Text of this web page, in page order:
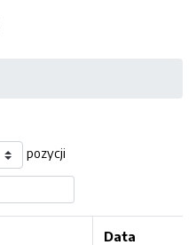
pozycji
Data